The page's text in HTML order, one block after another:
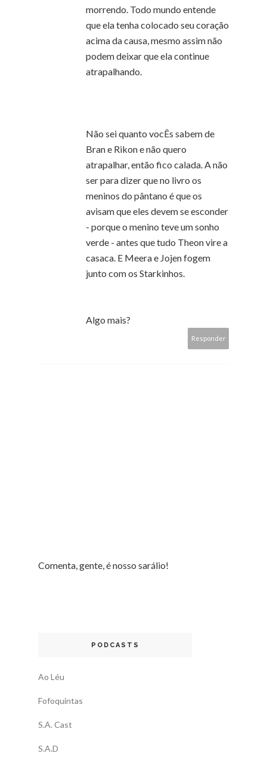
morrendo. Todo mundo entende
que ela tenha colocado seu coração
acima da causa, mesmo assim não
podem deixar que ela continue
atrapalhando.
Não sei quanto vocÊs sabem de
Bran e Rikon e não quero
atrapalhar, então fico calada. A não
ser para dizer que no livro os
meninos do pântano é que os
avisam que eles devem se esconder
- porque o menino teve um sonho
verde - antes que tudo Theon vire a
casaca. E Meera e Jojen fogem
junto com os Starkinhos.
Algo mais?
Responder
Comenta, gente, é nosso sarálio!
PODCASTS
Ao Léu
Fofoquintas
S.A. Cast
S.A.D